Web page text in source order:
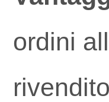
ordini